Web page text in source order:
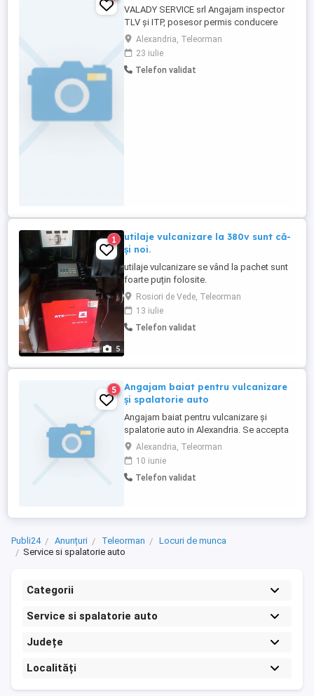
VALADY SERVICE srl Angajam inspector
TLV și ITP, posesor permis conducere
categorie B,C,sau D Nivelul minim de
pregătire pentru persoana care activeaza
in atelierul service TLV și ITP, în funcţie de
activităţile executate, este absolvent al
Alexandria, Teleorman
23 iulie
Telefon validat
5
1
utilaje vulcanizare la 380v sunt că-
și noi.
utilaje vulcanizare se vând la pachet sunt
foarte puțin folosite.
Rosiori de Vede, Teleorman
13 iulie
Telefon validat
5
Angajam baiat pentru vulcanizare
și spalatorie auto
Angajam baiat pentru vulcanizare și
spalatorie auto in Alexandria. Se accepta
și fără experienta.
Alexandria, Teleorman
10 iunie
Telefon validat
Publi24 Anunțuri Teleorman
Locuri de munca
Service si spalatorie auto
Categorii
Service si spalatorie auto
Județe
Localități